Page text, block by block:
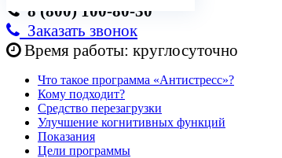
8 (800) 100-80-30
Заказать звонок
Время работы: круглосуточно
Что такое программа «Антистресс»?
Кому подходит?
Средство перезагрузки
Улучшение когнитивных функций
Показания
Цели программы